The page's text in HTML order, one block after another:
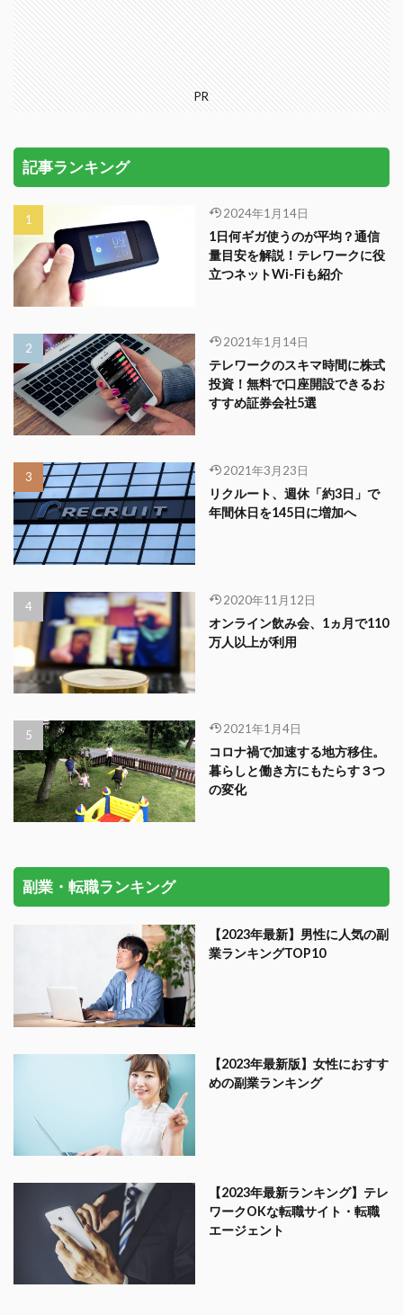
PR
記事ランキング
2024年1月14日
1日何ギガ使うのが平均？通信
量目安を解説！テレワークに役
立つネットWi-Fiも紹介
2021年1月14日
テレワークのスキマ時間に株式
投資！無料で口座開設できるお
すすめ証券会社5選
2021年3月23日
リクルート、週休「約3日」で
年間休日を145日に増加へ
2020年11月12日
オンライン飲み会、1ヵ月で110
万人以上が利用
2021年1月4日
コロナ禍で加速する地方移住。
暮らしと働き方にもたらす３つ
の変化
副業・転職ランキング
【2023年最新】男性に人気の副
業ランキングTOP10
【2023年最新版】女性におすす
めの副業ランキング
【2023年最新ランキング】テレ
ワークOKな転職サイト・転職
エージェント